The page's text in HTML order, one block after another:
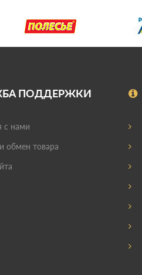
ПОДДЕРЖКИ
с нами
обмен товара